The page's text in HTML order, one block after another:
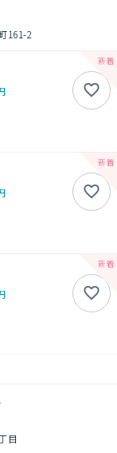
161-2
目